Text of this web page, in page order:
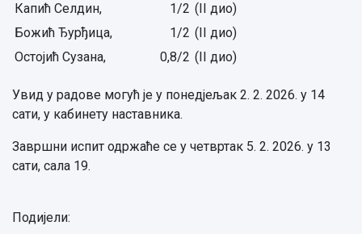
Капић Селдин,
1/2 (II дио)
Божић Ђурђица,
1/2 (II дио)
Остојић Сузана,
0,8/2 (II дио)
Увид у радове могућ је у понедјељак 2. 2. 2026. у 14
сати, у кабинету наставника.
Завршни испит одржаће се у четвртак 5. 2. 2026. у 13
сати, сала 19.
Подијели: